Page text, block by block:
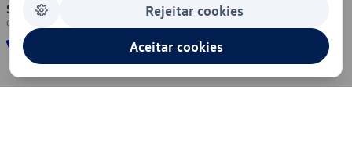
Segurança Rejeitar cookies
Aceitar cookies